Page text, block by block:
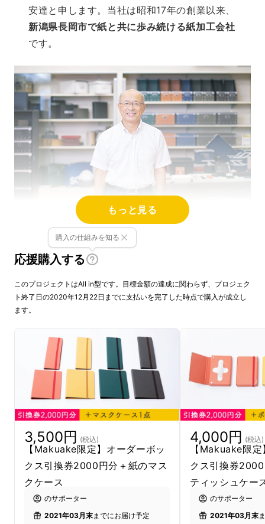
安達と申します。当社は昭和17年の創業以来、
新潟県長岡市で紙と共に歩み続ける紙加工会社
です。
「これが紙？」と驚かれるような軽くて丈夫な
品に至るまで様々な分野の製品を開発し紙の可
たとえばこのオレンジ色の『レスキューボー
もっと見る
応援購入する
購入の仕組みを知る
このプロジェクトはAll in型です。目標金額の達成に関わらず、プロジェク
ト終了日の2020年12月22日までに支払いを完了した時点で購入が成立し
ます。
3,500円 (税込)
【Makuake限定】オーダーボッ
クス引換券2000円分＋紙のマス
クケース
のサポーター
2021年03月末までにお届け予定
4,000円 (税込)
【Makuake限
クス引換券
ティッシュケー
のサポーター
2021年03月末